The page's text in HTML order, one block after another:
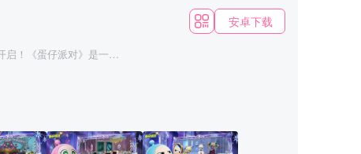
安卓下载
启！《蛋仔派对》是一款
入热闹非凡的闯关派对。